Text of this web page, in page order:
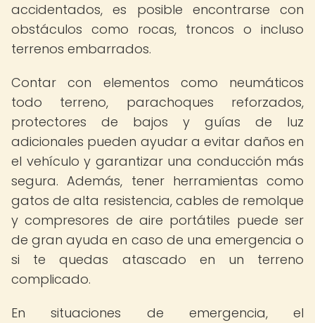
accidentados, es posible encontrarse con
obstáculos como rocas, troncos o incluso
terrenos embarrados.
Contar con elementos como neumáticos
todo terreno, parachoques reforzados,
protectores de bajos y guías de luz
adicionales pueden ayudar a evitar daños en
el vehículo y garantizar una conducción más
segura. Además, tener herramientas como
gatos de alta resistencia, cables de remolque
y compresores de aire portátiles puede ser
de gran ayuda en caso de una emergencia o
si te quedas atascado en un terreno
complicado.
En situaciones de emergencia, el